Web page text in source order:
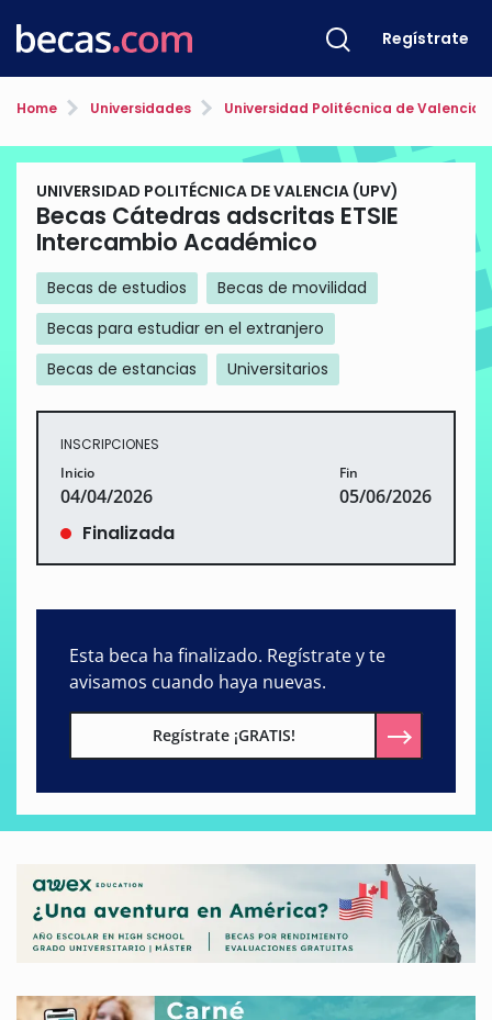
Regístrate
Home Universidades Universidad Politécnica de Valencia
UNIVERSIDAD POLITÉCNICA DE VALENCIA (UPV)
Becas Cátedras adscritas ETSIE
Intercambio Académico
Becas de estudios
Becas de movilidad
Becas para estudiar en el extranjero
Becas de estancias
Universitarios
INSCRIPCIONES
Inicio
04/04/2026
Fin
05/06/2026
Finalizada
Esta beca ha finalizado. Regístrate y te
avisamos cuando haya nuevas.
Regístrate ¡GRATIS!